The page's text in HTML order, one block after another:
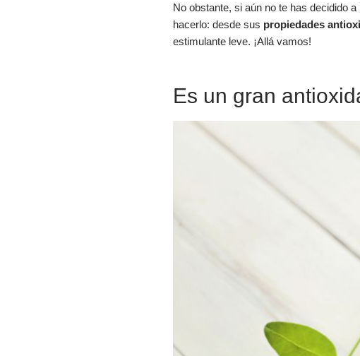
No obstante, si aún no te has decidido
hacerlo: desde sus propiedades
estimulante leve. ¡Allá vamos!
Es un gran